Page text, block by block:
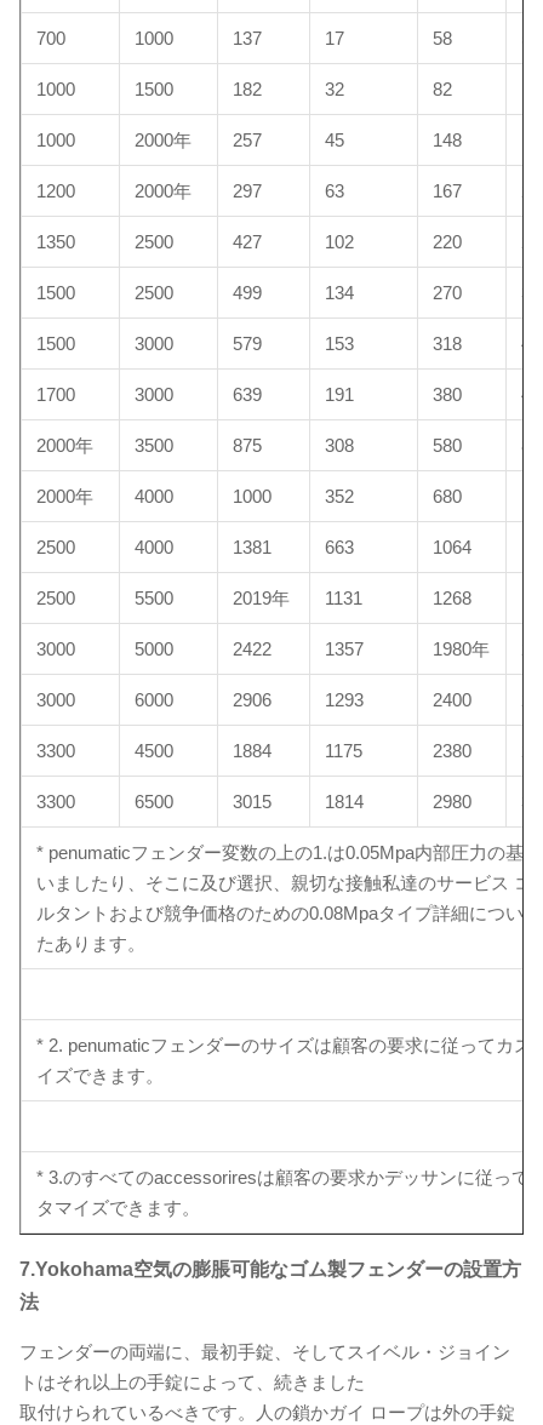
700 1000 137 17 58
1000 1500 182 32 82
1000 2000年 257 45 148
1200 2000年 297 63 167
1350 2500 427 102 220
1500 2500 499 134 270
1500 3000 579 153 318
1700 3000 639 191 380
2000年 3500 875 308 580
2000年 4000 1000 352 680
2500 4000 1381 663 1064
2500 5500 2019年 1131 1268
3000 5000 2422 1357 1980年
3000 6000 2906 1293 2400
3300 4500 1884 1175 2380
3300 6500 3015 1814 2980
* penumaticフェンダー変数の上の1.は0.05Mpa内部圧力の基
いましたり、そこに及び選択、親切な接触私達のサービス コ
ルタントおよび競争価格のための0.08Mpaタイプ詳細につい
たあります。
* 2. penumaticフェンダーのサイズは顧客の要求に従ってカス
イズできます。
* 3.のすべてのaccessoriresは顧客の要求かデッサンに従って
タマイズできます。
7.Yokohama空気の膨脹可能なゴム製フェンダーの設置方
法
フェンダーの両端に、最初手錠、そしてスイベル・ジョイン
トはそれ以上の手錠によって、続きました
取付けられているべきです。人の鎖かガイ ロープは外の手錠